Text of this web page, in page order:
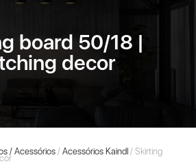
board 50/18 |
decor
/ Acessórios/ Acessórios Kaindl / Skirting